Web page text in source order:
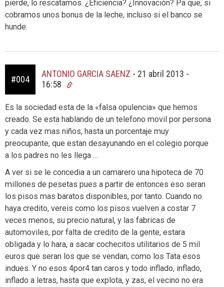
pierde, lo rescatamos. ¿Eficiencia? ¿Innovación? Pa que, si
cobramos unos bonus de la leche, incluso si el banco se
hunde.
#004
ANTONIO GARCIA SAENZ - 21 abril 2013 -
16:58
Es la sociedad esta de la «falsa opulencia» que hemos
creado. Se esta hablando de un telefono movil por persona
y cada vez mas niños, hasta un porcentaje muy
preocupante, que estan desayunando en el colegio porque
a los padres no les llega …
A ver si se le concedia a un camarero una hipoteca de 70
millones de pesetas pues a partir de entonces eso seran
los pisos mas baratos disponibles, por tanto. Cuando no
haya credito, vereis como los pisos vuelven a costar 7
veces menos, su precio natural, y las fabricas de
automoviles, por falta de credito de la gente, estara
obligada y lo hara, a sacar cochecitos utilitarios de 5 mil
euros que seran los que se vendan, como los Tata esos
indues. Y no esos 4por4 tan caros y todo inflado, inflado,
inflado a letras, hasta que explota, y zas, el vecino no era